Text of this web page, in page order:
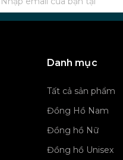
Danh mục
Tất cả sản phẩm
Đồng Hồ Nam
Đồng hồ Nữ
Đồng hồ Unisex